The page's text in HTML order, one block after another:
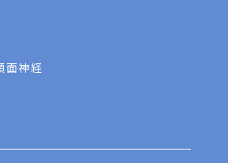
面神経